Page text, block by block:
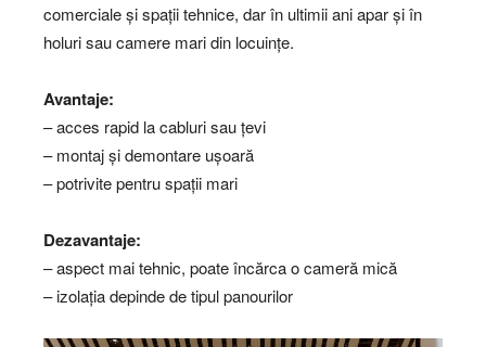
comerciale și spații tehnice, dar în ultimii ani apar și în
holuri sau camere mari din locuințe.
Avantaje:
– acces rapid la cabluri sau țevi
– montaj și demontare ușoară
– potrivite pentru spații mari
Dezavantaje:
– aspect mai tehnic, poate încărca o cameră mică
– izolația depinde de tipul panourilor